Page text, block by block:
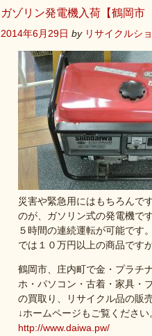
ガゾリン発電機入荷【鶴岡市
2014年6月29日 by リサイクルシ
災害や緊急用にはもちろんで
のが、ガソリン式の発電機で
５時間の連続運転が可能です
では１０万円以上の商品です
鶴岡市、庄内町で金・プラチ
ホ・パソコン・古着・家具・
の買取り、リサイクル品の販
↓ホームページもご覧ください
http://www.daiwa.pw/